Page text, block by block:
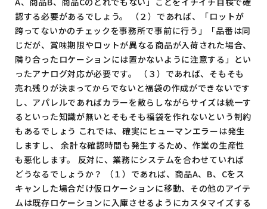
認する必要があるでしょう。 （２）であれば、「ロットが
跨ってないかのチェックを事務所で事前に行う」「品番は同
じだが、賞味期限やロットが異なる商品が入荷された場合、
隣り合ったロケーションには置かないように注意する」とい
ったアナログ対応が必要です。 （３）であれば、そもそも
売れ残りが決まってからでないと福袋の作成ができないです
し、アパレルであればカラーを散らしながらサイズは統一す
るといった知識が無いとそもそも福袋を作れないという制約
もあるでしょう これでは、確実にヒューマンエラーは発生
しますし、 余計な確認時間も発生するため、作業の生産性
も悪化します。 反対に、業務にシステムを合わせていれば
どうなるでしょうか？ （１）であれば、商品A、B、Cをス
キャンした場合だけ仮ロケーションに移動、その他のアイテ
ムは既存ロケーションに入庫させるようにカスタマイズする